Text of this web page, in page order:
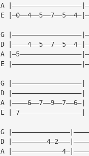
A
E
G
D
A
E
G |——————————————————|
D |——————————————————|
A |————6——7——9——7——6—|
E |—7————————————————|
G
D
A